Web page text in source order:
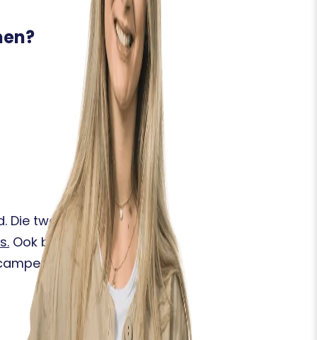
Die twee gaan ook
Ook ben ik graag in de